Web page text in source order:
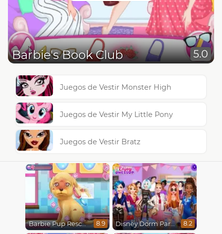
Barbie's Book Club 5.0
Juegos de Vestir Monster High
Juegos de Vestir My Little Pony
Juegos de Vestir Bratz
Barbie Pup Rescue 8.9 Disney Dorm Party 8.2